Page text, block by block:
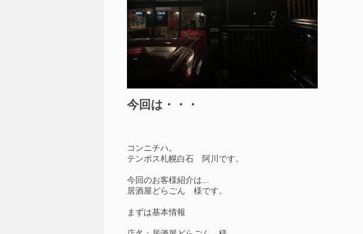
今回は・・・
コンニチハ。
テンポス札幌白石 阿川です。
今回のお客様紹介は...
居酒屋どらごん 様です。
まずは基本情報